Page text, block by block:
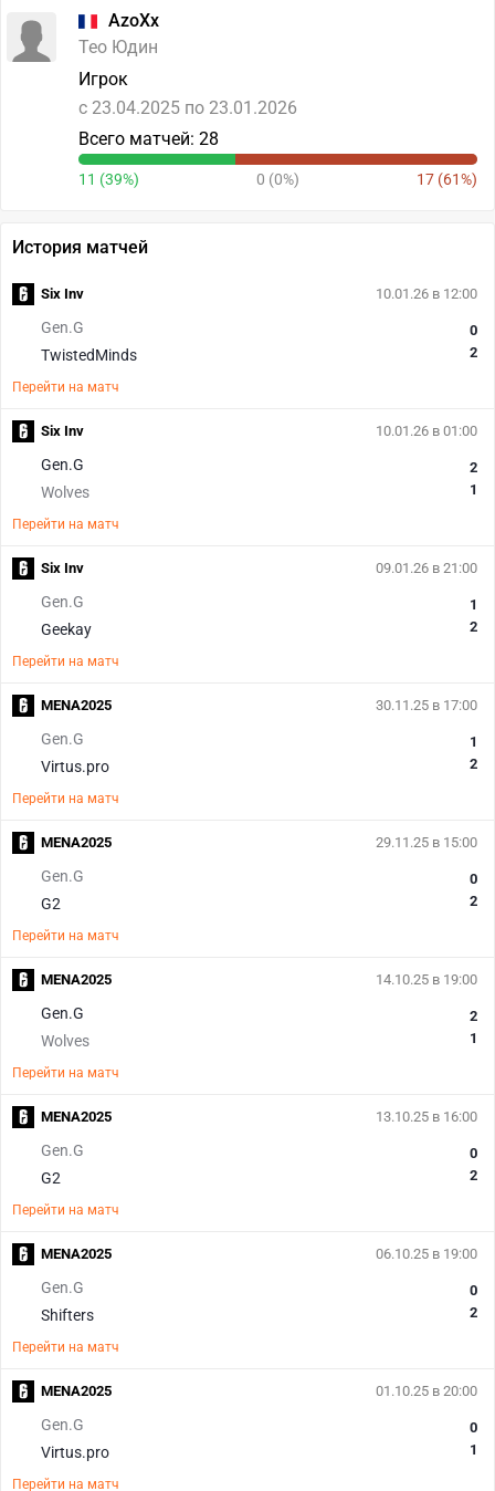
AzoXx
Тео Юдин
Игрок
c 23.04.2025 по 23.01.2026
Всего матчей: 28
11 (39%) 0 (0%) 17 (61%)
История матчей
10.01.26 в 12:00
Gen.G
TwistedMinds
0
2
Перейти на матч
Six Inv
10.01.26 в 01:00
Gen.G
Wolves
2
1
Перейти на матч
Six Inv
09.01.26 в 21:00
Gen.G
Geekay
1
2
Перейти на матч
Six Inv
30.11.25 в 17:00
Gen.G
Virtus.pro
1
2
Перейти на матч
MENA2025
29.11.25 в 15:00
Gen.G
G2
0
2
Перейти на матч
MENA2025
14.10.25 в 19:00
Gen.G
Wolves
2
1
Перейти на матч
MENA2025
13.10.25 в 16:00
Gen.G
G2
0
2
Перейти на матч
MENA2025
06.10.25 в 19:00
Gen.G
Shifters
0
2
Перейти на матч
MENA2025
01.10.25 в 20:00
Gen.G
Virtus.pro
0
1
Перейти на матч
MENA2025